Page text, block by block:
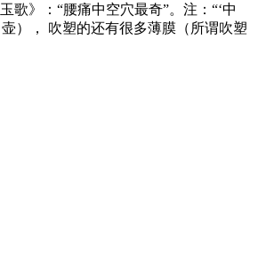
歌》：“腰痛中空穴最奇”。注：“‘中
）， 吹塑的还有很多薄膜（所谓吹塑